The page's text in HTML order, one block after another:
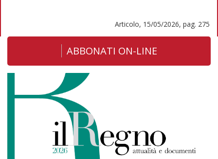
Articolo, 15/05/2026, pag. 275
ABBONATI ON-LINE